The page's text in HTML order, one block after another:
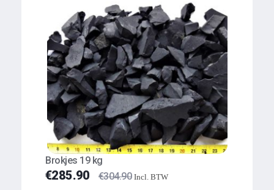
Brokjes 19 kg
€285.90 €304.90 Incl. BTW